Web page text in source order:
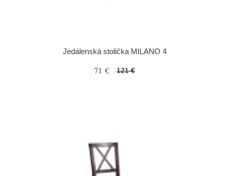
Jedálenská stolička MILANO 4
71 € 121 €